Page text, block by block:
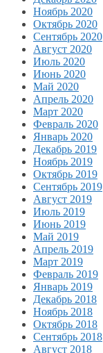
Ноябрь 2020
Октябрь 2020
Сентябрь 2020
Август 2020
Июль 2020
Июнь 2020
Май 2020
Апрель 2020
Март 2020
Февраль 2020
Январь 2020
Декабрь 2019
Ноябрь 2019
Октябрь 2019
Сентябрь 2019
Август 2019
Июль 2019
Июнь 2019
Май 2019
Апрель 2019
Март 2019
Февраль 2019
Январь 2019
Декабрь 2018
Ноябрь 2018
Октябрь 2018
Сентябрь 2018
Август 2018